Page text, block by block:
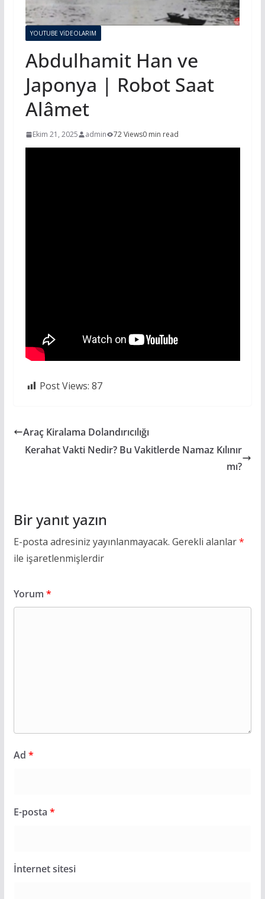
YOUTUBE VİDEOLARIM
Abdulhamit Han ve
Japonya | Robot Saat
Alâmet
Ekim 21, 2025 admin 72 Views0 min read
Post Views: 87
Araç Kiralama Dolandırıcılığı
Kerahat Vakti Nedir? Bu Vakitlerde Namaz Kılınır
mı?
Bir yanıt yazın
E-posta adresiniz yayınlanmayacak. Gerekli alanlar*
ile işaretlenmişlerdir
Yorum *
Ad *
E-posta *
İnternet sitesi